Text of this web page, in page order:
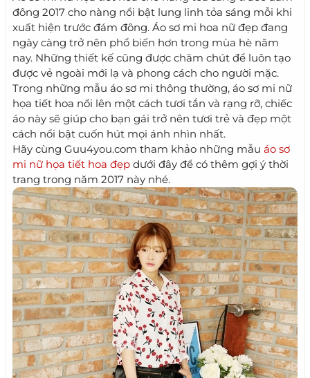
đông 2017 cho nàng nổi bật lung linh tỏa sáng mỗi khi
xuất hiện trước đám đông. Áo sơ mi hoa nữ đẹp đang
ngày càng trở nên phổ biến hơn trong mùa hè năm
nay. Những thiết kế cũng được chăm chút để luôn tạo
được vẻ ngoài mới lạ và phong cách cho người mặc.
Trong những mẫu áo sơ mi thông thường, áo sơ mi nữ
họa tiết hoa nổi lên một cách tươi tắn và rạng rỡ, chiếc
áo này sẽ giúp cho bạn gái trở nên tươi trẻ và đẹp một
cách nổi bật cuốn hút mọi ánh nhìn nhất.
Hãy cùng Guu4you.com tham khảo những mẫu áo sơ
mi nữ họa tiết hoa đẹp dưới đây để có thêm gợi ý thời
trang trong năm 2017 này nhé.